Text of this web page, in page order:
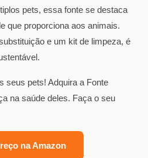
pets, essa fonte se destaca
que proporciona aos animais.
e um kit de limpeza, é
seus pets! Adquira a Fonte
na saúde deles. Faça o seu
na Amazon